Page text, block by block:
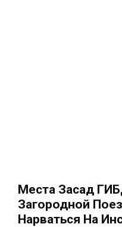
Места Засад
Загородной
Нарваться На